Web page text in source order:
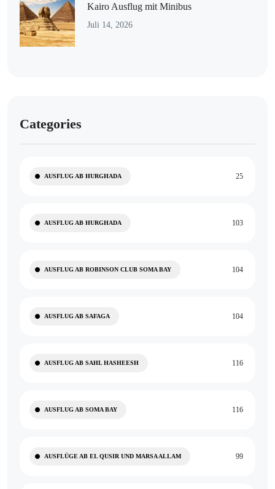
Kairo Ausflug mit Minibus
Juli 14, 2026
Categories
AUSFLUG AB HURGHADA 25
AUSFLUG AB HURGHADA 103
AUSFLUG AB ROBINSON CLUB SOMA BAY 104
AUSFLUG AB SAFAGA 104
AUSFLUG AB SAHL HASHEESH 116
AUSFLUG AB SOMA BAY 116
AUSFLÜGE AB EL QUSIR UND MARSA ALLAM 99